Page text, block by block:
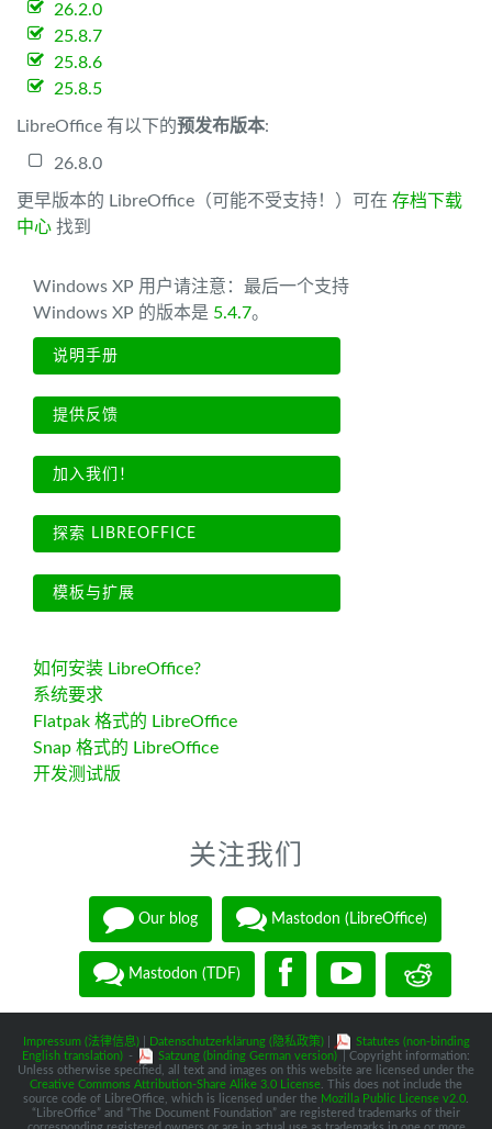
26.2.0
25.8.7
25.8.6
25.8.5
LibreOffice 有以下的预发布版本:
26.8.0
更早版本的 LibreOffice（可能不受支持！）可在 存档下载
中心 找到
Windows XP 用户请注意：最后一个支持
Windows XP 的版本是 5.4.7。
说明手册
提供反馈
加入我们！
探索 LIBREOFFICE
模板与扩展
如何安装 LibreOffice?
系统要求
Flatpak 格式的 LibreOffice
Snap 格式的 LibreOffice
开发测试版
关注我们
Our blog Mastodon (LibreOffice)
Mastodon (TDF)
Impressum (法律信息)| Datenschutzerklärung (隐私政策)|
Statutes (non-binding
English translation) - Satzung (binding German version)
| Copyright information:
Unless otherwise specified, all text and images on this website are licensed under the
Creative Commons Attribution-Share Alike 3.0 License . This does not include the
source code of LibreOffice, which is licensed under the Mozilla Public License v2.0
“LibreOffice” and “The Document Foundation” are registered trademarks of their